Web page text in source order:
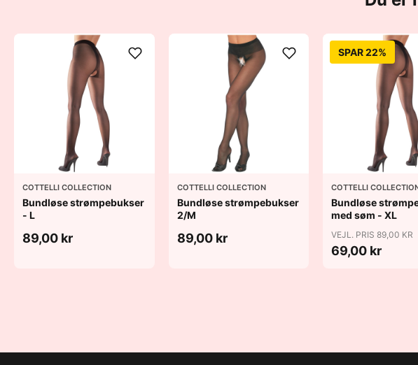
COTTELLI COLLECTION
Bundløse strømpebukser
- L
89,00 kr
COTTELLI COLLECTION
Bundløse strømpebukser
2/M
89,00 kr
SPAR 22%
COTTELLI
Bundløse
med søm - XL
VEJL. PRIS 89,00 KR
69,00 kr